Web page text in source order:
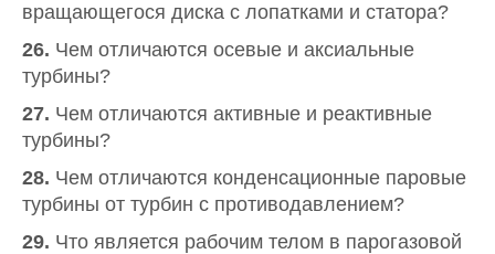
вращающегося диска с лопатками и статора?
26. Чем отличаются осевые и аксиальные
турбины?
27. Чем отличаются активные и реактивные
турбины?
28. Чем отличаются конденсационные паровые
турбины от турбин с противодавлением?
29. Что является рабочим телом в парогазовой